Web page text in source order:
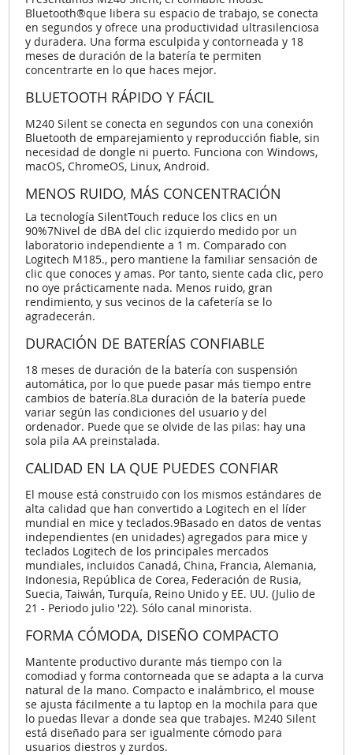
Bluetooth®que libera su espacio de trabajo, se conecta
en segundos y ofrece una productividad ultrasilenciosa
y duradera. Una forma esculpida y contorneada y 18
meses de duración de la batería te permiten
concentrarte en lo que haces mejor.
BLUETOOTH RÁPIDO Y FÁCIL
M240 Silent se conecta en segundos con una conexión
Bluetooth de emparejamiento y reproducción fiable, sin
necesidad de dongle ni puerto. Funciona con Windows,
macOS, ChromeOS, Linux, Android.
MENOS RUIDO, MÁS CONCENTRACIÓN
La tecnología SilentTouch reduce los clics en un
90%7Nivel de dBA del clic izquierdo medido por un
laboratorio independiente a 1 m. Comparado con
Logitech M185., pero mantiene la familiar sensación de
clic que conoces y amas. Por tanto, siente cada clic, pero
no oye prácticamente nada. Menos ruido, gran
rendimiento, y sus vecinos de la cafetería se lo
agradecerán.
DURACIÓN DE BATERÍAS CONFIABLE
18 meses de duración de la batería con suspensión
automática, por lo que puede pasar más tiempo entre
cambios de batería.8La duración de la batería puede
variar según las condiciones del usuario y del
ordenador. Puede que se olvide de las pilas: hay una
sola pila AA preinstalada.
CALIDAD EN LA QUE PUEDES CONFIAR
El mouse está construido con los mismos estándares de
alta calidad que han convertido a Logitech en el líder
mundial en mice y teclados.9Basado en datos de ventas
independientes (en unidades) agregados para mice y
teclados Logitech de los principales mercados
mundiales, incluidos Canadá, China, Francia, Alemania,
Indonesia, República de Corea, Federación de Rusia,
Suecia, Taiwán, Turquía, Reino Unido y EE. UU. (Julio de
21 - Periodo julio '22). Sólo canal minorista.
FORMA CÓMODA, DISEÑO COMPACTO
Mantente productivo durante más tiempo con la
comodiad y forma contorneada que se adapta a la curva
natural de la mano. Compacto e inalámbrico, el mouse
se ajusta fácilmente a tu laptop en la mochila para que
lo puedas llevar a donde sea que trabajes. M240 Silent
está diseñado para ser igualmente cómodo para
usuarios diestros y zurdos.